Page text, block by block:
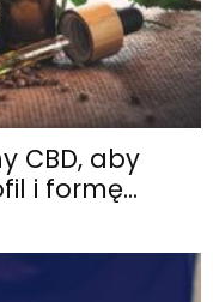
CBD, aby
i formę...